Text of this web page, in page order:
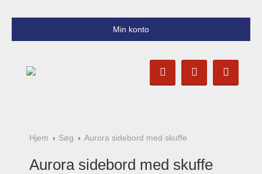
Min konto
Hjem Søg Aurora sidebord med skuffe
Aurora sidebord med skuffe